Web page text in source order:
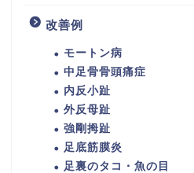
改善例
モートン病
中足骨骨頭痛症
内反小趾
外反母趾
強剛拇趾
足底筋膜炎
足裏のタコ・魚の目